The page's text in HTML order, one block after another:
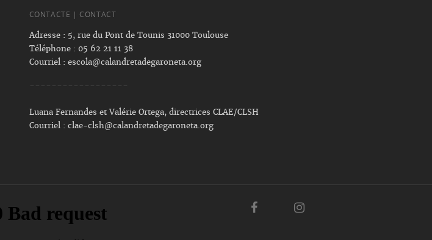
CONTACTE | CONTACT
Adresse : 5, rue du Pont de Tounis 31000 Toulouse
Téléphone : 05 62 21 11 38
Courriel : escola@calandretadegaroneta.org
------------------
Luana Fernandes et Valérie Ortega, directrices CLAE/CLSH
Courriel : clae-clsh@calandretadegaroneta.org